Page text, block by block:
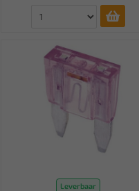
Leverbaar